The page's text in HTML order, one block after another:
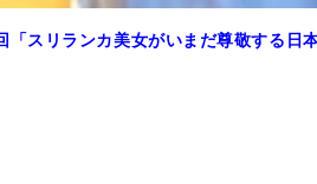
スリランカ美女がいまだ尊敬する日